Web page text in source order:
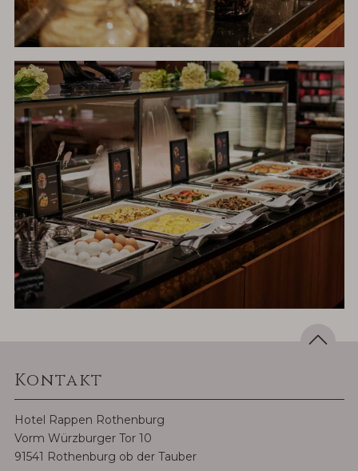
Kontakt
Hotel Rappen Rothenburg
Vorm Würzburger Tor 10
91541 Rothenburg ob der Tauber